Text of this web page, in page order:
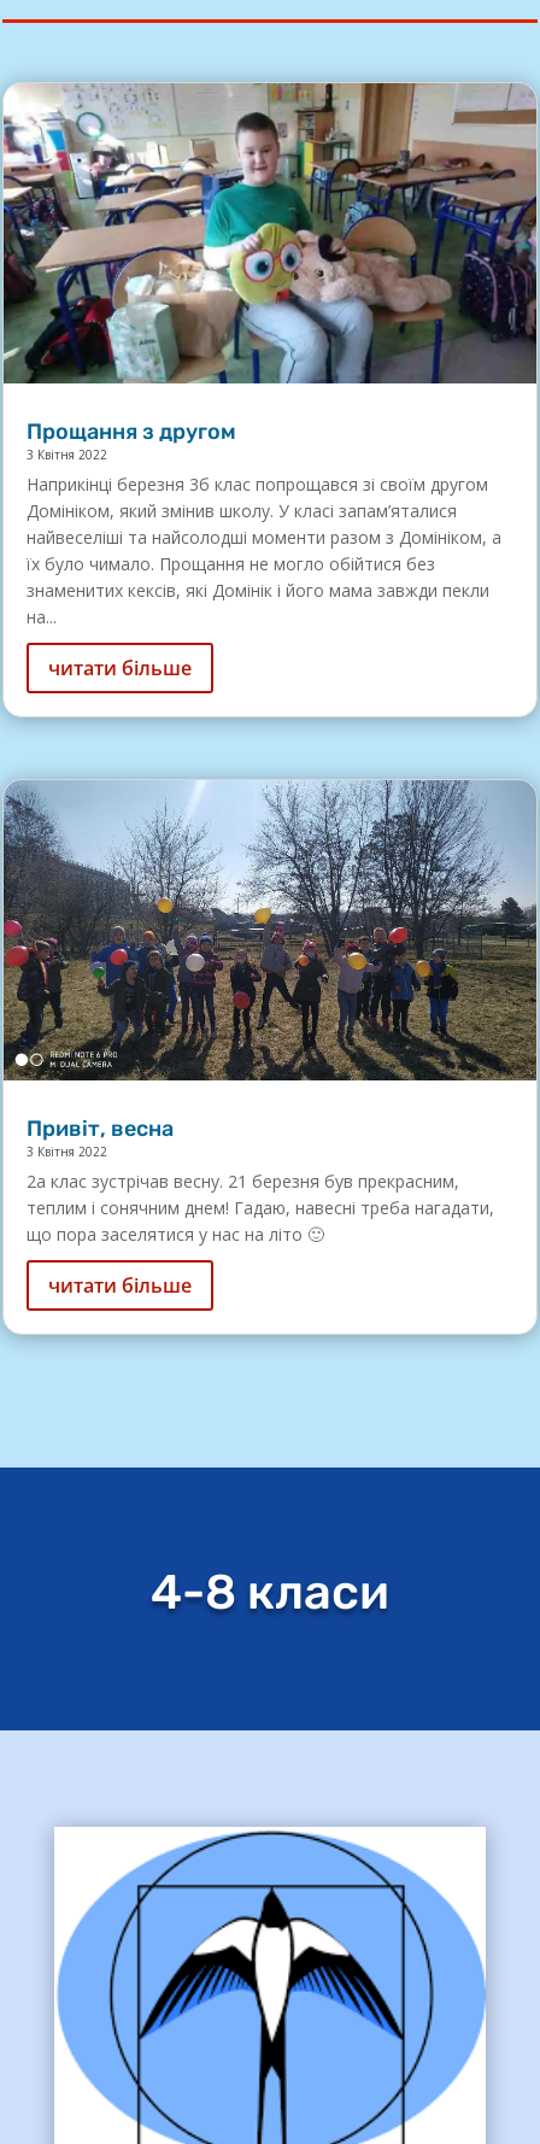
Прощання з другом
3 Квітня 2022
Наприкінці березня 3б клас попрощався зі своїм другом
Домініком, який змінив школу. У класі запам’яталися
найвеселіші та найсолодші моменти разом з Домініком, а
їх було чимало. Прощання не могло обійтися без
знаменитих кексів, які Домінік і його мама завжди пекли
на...
читати більше
Привіт, весна
3 Квітня 2022
2а клас зустрічав весну. 21 березня був прекрасним,
теплим і сонячним днем! Гадаю, навесні треба нагадати,
що пора заселятися у нас на літо 🙂
читати більше
4-8 класи